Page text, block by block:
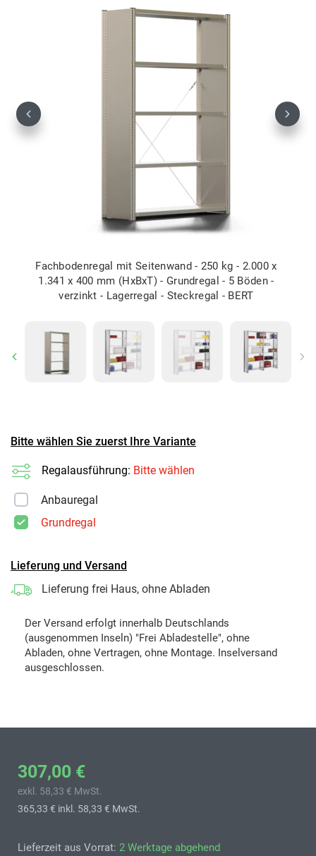
Fachbodenregal mit Seitenwand - 250 kg - 2.000 x
1.341 x 400 mm (HxBxT) - Grundregal - 5 Böden -
verzinkt - Lagerregal - Steckregal - BERT
Previous Next
Previous
Bitte wählen Sie zuerst Ihre Variante
Regalausführung: Bitte wählen
Anbauregal
Grundregal
Lieferung und Versand
Lieferung frei Haus, ohne Abladen
Der Versand erfolgt innerhalb Deutschlands
(ausgenommen Inseln) "Frei Abladestelle", ohne
Abladen, ohne Vertragen, ohne Montage. Inselversand
ausgeschlossen.
307,00 €
exkl. 58,33 € MwSt.
365,33 € inkl. 58,33 € MwSt.
Lieferzeit aus Vorrat: 2 Werktage abgehend